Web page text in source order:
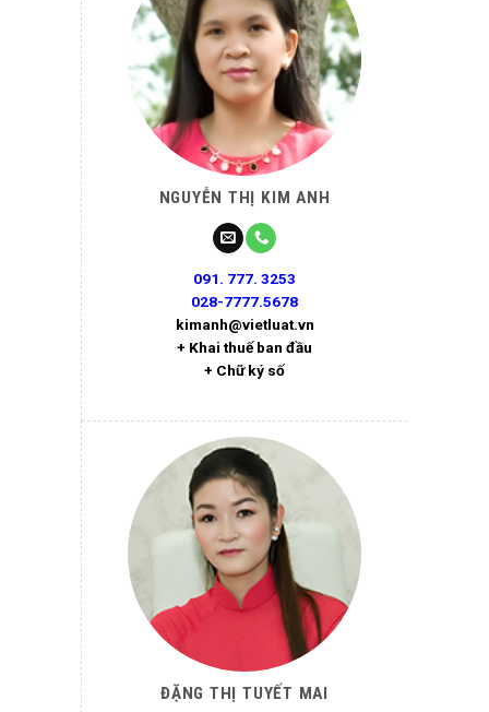
NGUYỄN THỊ KIM ANH
091. 777. 3253
028-7777.5678
kimanh@vietluat.vn
+ Khai thuế ban đầu
+ Chữ ký số
ĐẶNG THỊ TUYẾT MAI